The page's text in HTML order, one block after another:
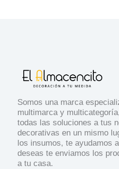
Somos una marca
multimarca y
todas las soluciones a tus
decorativas en un mismo
los insumos, te ayudamos
deseas te enviamos los
a tu casa.